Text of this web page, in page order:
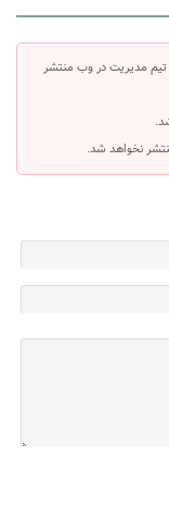
مدیریت در وب منتشر
نخواهد شد.